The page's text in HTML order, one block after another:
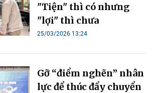
"Tiện" thì có nhưng
"lợi" thì chưa
25/03/2026 13:24
Gỡ “điểm nghẽn” nhân
lực để thúc đẩy chuyển